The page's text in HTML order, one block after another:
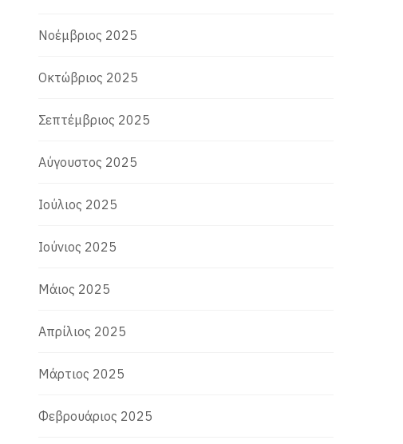
Νοέμβριος 2025
Οκτώβριος 2025
Σεπτέμβριος 2025
Αύγουστος 2025
Ιούλιος 2025
Ιούνιος 2025
Μάιος 2025
Απρίλιος 2025
Μάρτιος 2025
Φεβρουάριος 2025